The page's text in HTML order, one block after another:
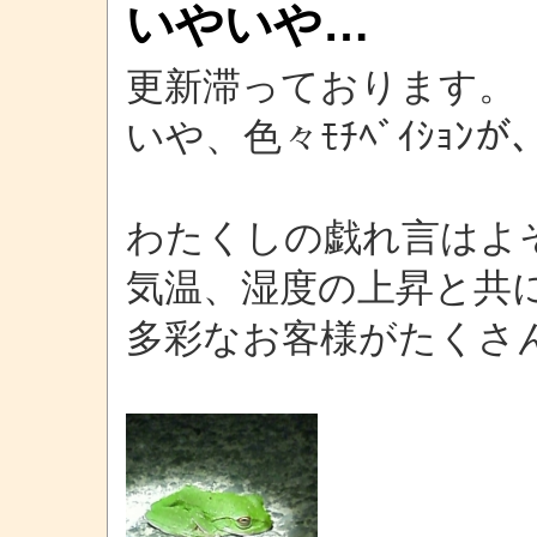
いやいや…
更新滞っております。
いや、色々ﾓﾁﾍﾞｲｼｮﾝが
わたくしの戯れ言はよ
気温、湿度の上昇と共
多彩なお客様がたくさ